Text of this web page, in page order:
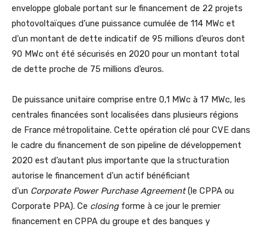
enveloppe globale portant sur le financement de 22 projets
photovoltaïques d’une puissance cumulée de 114 MWc et
d’un montant de dette indicatif de 95 millions d’euros dont
90 MWc ont été sécurisés en 2020 pour un montant total
de dette proche de 75 millions d’euros.
De puissance unitaire comprise entre 0,1 MWc à 17 MWc, les
centrales financées sont localisées dans plusieurs régions
de France métropolitaine. Cette opération clé pour CVE dans
le cadre du financement de son pipeline de développement
2020 est d’autant plus importante que la structuration
autorise le financement d’un actif bénéficiant
d’un Corporate Power Purchase Agreement(le CPPA ou
Corporate PPA). Ce closing forme à ce jour le premier
financement en CPPA du groupe et des banques y